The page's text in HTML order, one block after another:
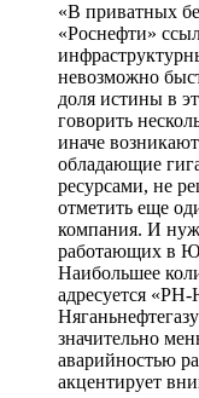
«В приватных
«Роснефти»
невозможно
доля истины в
говорить
иначе
обладающие
ресурсами, не
отметить еще
компания. И
работающих в
Наибольшее
адресуется
значительно
аварийностью
акцентирует